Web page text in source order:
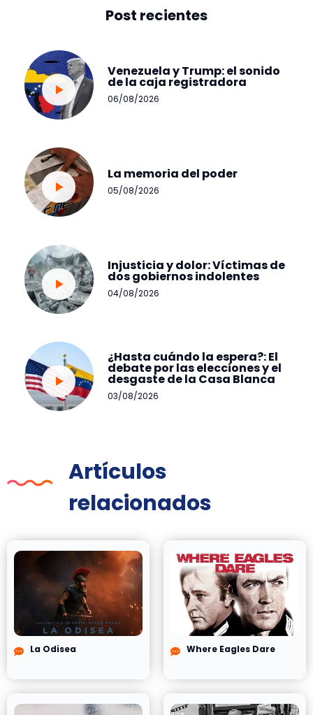
Post recientes
Venezuela y Trump: el sonido
de la caja registradora
06/08/2026
La memoria del poder
05/08/2026
Injusticia y dolor: Víctimas de
dos gobiernos indolentes
04/08/2026
¿Hasta cuándo la espera?: El
debate por las elecciones y el
desgaste de la Casa Blanca
03/08/2026
Artículos
relacionados
La Odisea Where Eagles Dare